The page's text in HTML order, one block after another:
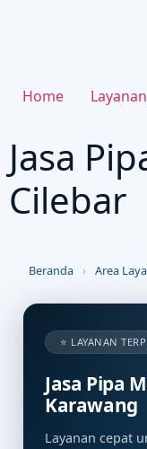
Home
Jasa
Cilebar
Beranda › Area
⭐ LAYANAN
Jasa Pipa
Karawang
Layanan cepat